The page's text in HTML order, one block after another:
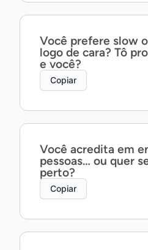
Você prefere slow
logo de cara? Tô
e você?
Copiar
Você acredita em
pessoas… ou quer
perto?
Copiar